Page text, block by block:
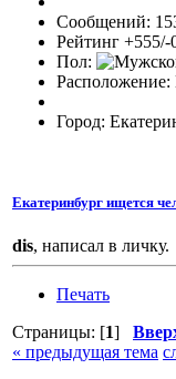
Сообщений:
Рейтинг +555/-
Пол:
Расположение:
Город:
Екатеринбург ищется
dis, написал в личку.
Печать
Страницы: [1]
« предыдущая тема